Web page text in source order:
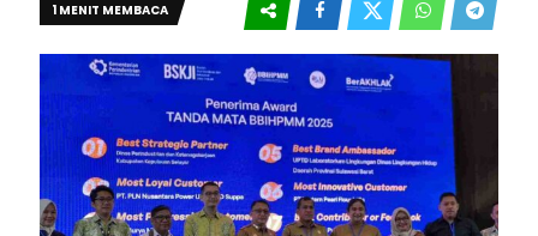
1 MENIT MEMBACA